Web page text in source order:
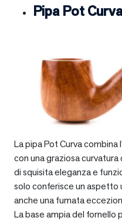
Pipa Pot Curva
La pipa Pot Curva
con una graziosa
di squisita eleganza e
solo conferisce un aspetto
anche una fumata
La base ampia del